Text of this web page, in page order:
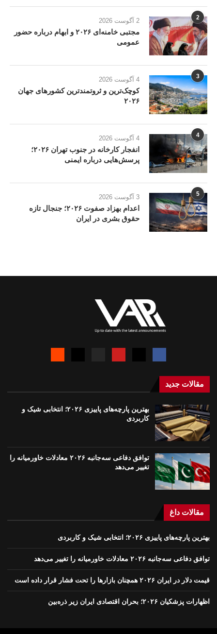
2 2 آگوست 2026
مجتبی خامنه‌ای ۲۰۲۶ و ابهام درباره حضور
عمومی
3 4 آگوست 2026
کوچک‌ترین و ثروتمندترین کشورهای جهان
۲۰۲۶
4 4 آگوست 2026
انفجار کارخانه در جنوب تهران ۲۰۲۶؛
پرسش‌هایی درباره ایمنی
5 3 آگوست 2026
اعدام بهزاد صفوت ۲۰۲۶؛ جنجال تازه
حقوق بشری در ایران
مقالات جدید
بهترین پارچه‌های پاییزی ۲۰۲۶؛ انتخابی شیک و
کاربردی
توافق دفاعی سه‌جانبه ۲۰۲۶ معادلات خاورمیانه را
تغییر می‌دهد
مقالات داغ
بهترین پارچه‌های پاییزی ۲۰۲۶؛ انتخابی شیک و کاربردی
توافق دفاعی سه‌جانبه ۲۰۲۶ معادلات خاورمیانه را تغییر می‌دهد
قیمت دلار در ایران ۲۰۲۶ همچنان بازارها را تحت فشار قرار داده است
اظهارات پزشکیان ۲۰۲۶؛ بحران اقتصادی ایران زیر ذره‌بین